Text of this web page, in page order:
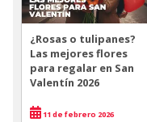
¿Rosas o tulipanes?
Las mejores flores
para regalar en San
Valentín 2026
11 de febrero 2026